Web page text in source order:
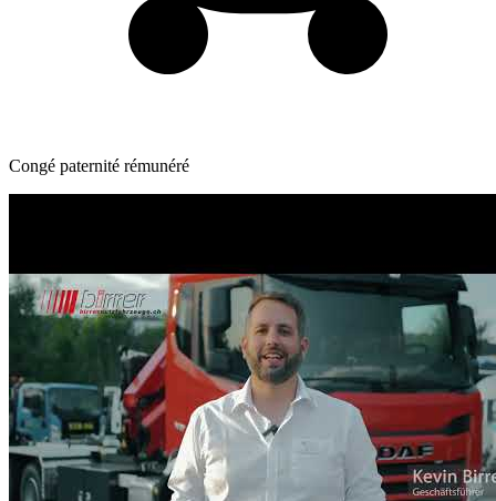
Congé paternité rémunéré